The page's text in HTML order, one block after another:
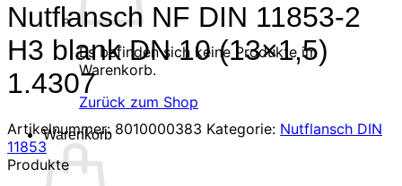
Es befinden sich keine Produkte im
Warenkorb.
Zurück zum Shop
Warenkorb
Nutflansch NF DIN 11853-2
H3 blank DN 10 (13×1,5)
1.4307
Artikelnummer: 8010000383 Kategorie: Nutflansch DIN
11853
Produkte